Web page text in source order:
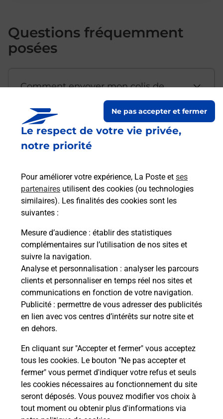
Le respect de votre vie privée,
notre priorité
Pour améliorer votre expérience, La Poste et ses
partenaires utilisent des cookies (ou technologies
similaires). Les finalités des cookies sont les
suivantes :
Mesure d’audience : établir des statistiques
complémentaires sur l’utilisation de nos sites et
suivre la navigation.
Analyse et personnalisation : analyser les parcours
clients et personnaliser en temps réel nos sites et
communications en fonction de votre navigation.
Publicité : permettre de vous adresser des publicités
en lien avec vos centres d’intérêts sur notre site et
en dehors.
En cliquant sur "Accepter et fermer" vous acceptez
tous les cookies. Le bouton "Ne pas accepter et
fermer" vous permet d'indiquer votre refus et seuls
les cookies nécessaires au fonctionnement du site
seront déposés. Vous pouvez modifier vos choix à
tout moment ou obtenir plus d'informations via
Ne pas accepter et fermer
Questions fréquemment
posées
Comment envoyer mon colis de
Est-il possible d’acheter un
emballage directement depuis un
Comment demander une
modification de livraison ?
Comment La Poste participe-t-elle
à votre sécurité au quotidien ?
Puis-je passer mon code de la route
avec La Poste et sous quelles
conditions ?
Localiser Liste Meurthe-et-Moselle